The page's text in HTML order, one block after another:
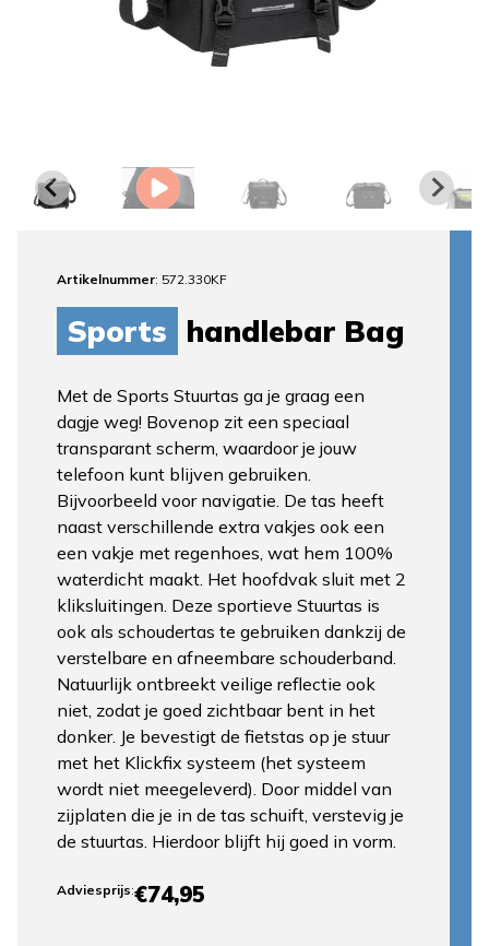
Artikelnummer: 572.330KF
Sports handlebar Bag
Met de Sports Stuurtas ga je graag een
dagje weg! Bovenop zit een speciaal
transparant scherm, waardoor je jouw
telefoon kunt blijven gebruiken.
Bijvoorbeeld voor navigatie. De tas heeft
naast verschillende extra vakjes ook een
een vakje met regenhoes, wat hem 100%
waterdicht maakt. Het hoofdvak sluit met 2
kliksluitingen. Deze sportieve Stuurtas is
ook als schoudertas te gebruiken dankzij de
verstelbare en afneembare schouderband.
Natuurlijk ontbreekt veilige reflectie ook
niet, zodat je goed zichtbaar bent in het
donker. Je bevestigt de fietstas op je stuur
met het Klickfix systeem (het systeem
wordt niet meegeleverd). Door middel van
zijplaten die je in de tas schuift, verstevig je
de stuurtas. Hierdoor blijft hij goed in vorm.
Adviesprijs:€74,95